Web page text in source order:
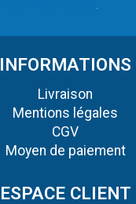
.
INFORMATIONS
Livraison
Mentions légales
CGV
Moyen de paiement
ESPACE CLIENT